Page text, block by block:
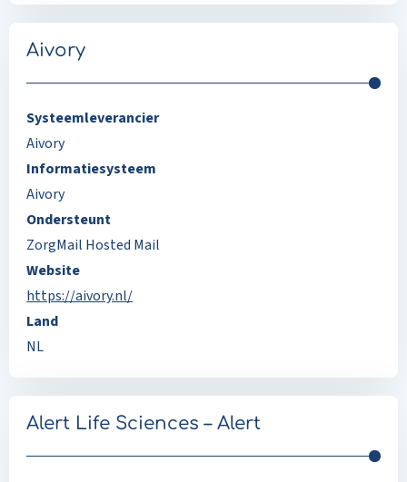
Aivory
Systeemleverancier
Aivory
Informatiesysteem
Aivory
Ondersteunt
ZorgMail Hosted Mail
Website
https://aivory.nl/
Land
NL
Alert Life Sciences – Alert